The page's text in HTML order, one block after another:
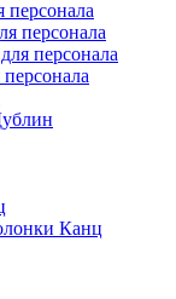
персонала
персонала
Канц